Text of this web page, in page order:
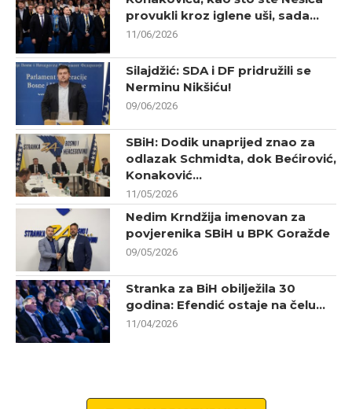
provukli kroz iglene uši, sada...
11/06/2026
Silajdžić: SDA i DF pridružili se
Nerminu Nikšiću!
09/06/2026
SBiH: Dodik unaprijed znao za
odlazak Schmidta, dok Bećirović,
Konaković...
11/05/2026
Nedim Krndžija imenovan za
povjerenika SBiH u BPK Goražde
09/05/2026
Stranka za BiH obilježila 30
godina: Efendić ostaje na čelu...
11/04/2026